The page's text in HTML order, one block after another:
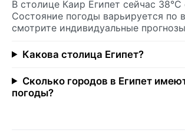
В столице Каир Египет сейчас 38°C
Состояние погоды варьируется по
смотрите индивидуальные
Какова столица Египет?
Сколько городов в Египет
погоды?